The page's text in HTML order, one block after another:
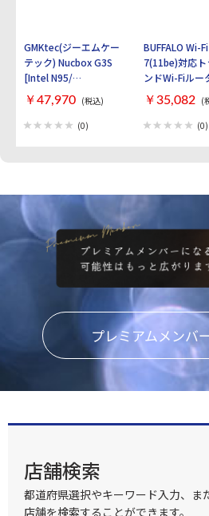
GMKtec(ジーエムケー
テック) Nucbox G3S
[Intel N95/
RAM:16GB/
SSD:512GB/ Windows
11 Pro]
￥47,970 (税込)
(0)
BUFFALO Wi-Fi
7(11be)対応
ンドWi-Fiルー
AirStation
ック]
￥35,082 (
(0)
プレミアムメンバ
店舗検索
都道府県選択やキーワード入力、ま
店舗を検索することができます。